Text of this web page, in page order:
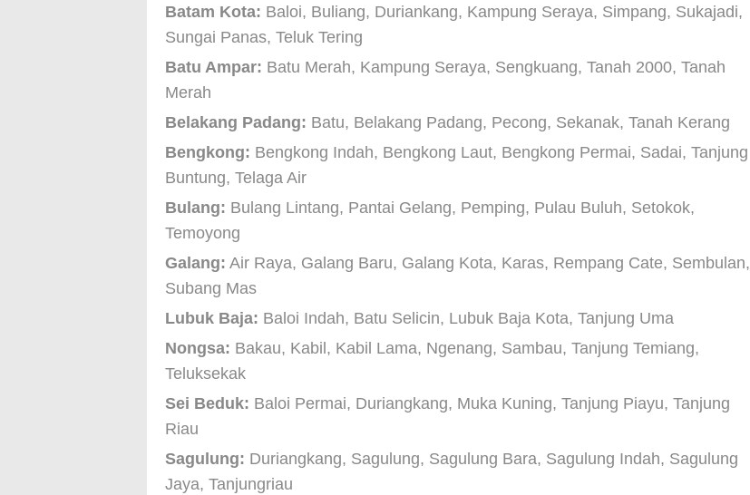
Batam Kota: Baloi, Buliang, Duriankang, Kampung Seraya, Simpang, Sukajadi,
Sungai Panas, Teluk Tering
Batu Ampar: Batu Merah, Kampung Seraya, Sengkuang, Tanah 2000, Tanah
Merah
Belakang Padang: Batu, Belakang Padang, Pecong, Sekanak, Tanah Kerang
Bengkong: Bengkong Indah, Bengkong Laut, Bengkong Permai, Sadai, Tanjung
Buntung, Telaga Air
Bulang: Bulang Lintang, Pantai Gelang, Pemping, Pulau Buluh, Setokok,
Temoyong
Galang: Air Raya, Galang Baru, Galang Kota, Karas, Rempang Cate, Sembulan,
Subang Mas
Lubuk Baja: Baloi Indah, Batu Selicin, Lubuk Baja Kota, Tanjung Uma
Nongsa: Bakau, Kabil, Kabil Lama, Ngenang, Sambau, Tanjung Temiang,
Teluksekak
Sei Beduk: Baloi Permai, Duriangkang, Muka Kuning, Tanjung Piayu, Tanjung
Riau
Sagulung: Duriangkang, Sagulung, Sagulung Bara, Sagulung Indah, Sagulung
Jaya, Tanjungriau